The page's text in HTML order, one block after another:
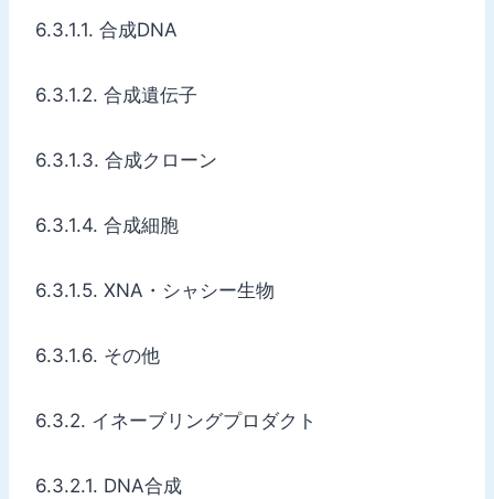
6.3.1.1. 合成DNA
6.3.1.2. 合成遺伝子
6.3.1.3. 合成クローン
6.3.1.4. 合成細胞
6.3.1.5. XNA・シャシー生物
6.3.1.6. その他
6.3.2. イネーブリングプロダクト
6.3.2.1. DNA合成